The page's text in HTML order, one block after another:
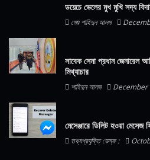
ডয়েচে ভেলের মুখ মুখি সদ্য
মোঃ শাহিদুন আলম
সাবেক সেনা প্রধান জেনারেল
মিথ্যাচার
শাহিদুন আলম December
মেসেঞ্জারে ডিলিট হওয়া মেসেজ
তথ্যপ্রযুক্তি ডেস্ক :